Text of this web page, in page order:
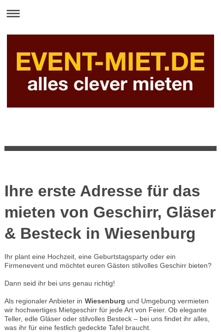
Ihre erste Adresse für das
mieten von Geschirr, Gläser
& Besteck in Wiesenburg
Ihr plant eine Hochzeit, eine Geburtstagsparty oder ein
Firmenevent und möchtet euren Gästen stilvolles Geschirr bieten?
Dann seid ihr bei uns genau richtig!
Als regionaler Anbieter in Wiesenburg und Umgebung vermieten
wir hochwertiges Mietgeschirr für jede Art von Feier. Ob elegante
Teller, edle Gläser oder stilvolles Besteck – bei uns findet ihr alles,
was ihr für eine festlich gedeckte Tafel braucht.